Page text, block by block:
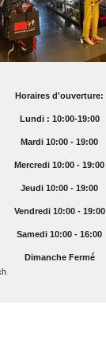
Horaires d'ouverture:
Lundi : 10:00-19:00
Mardi 10:00 - 19:00
Mercredi 10:00 - 19:00
Jeudi 10:00 - 19:00
Vendredi 10:00 - 19:00
Samedi 10:00 - 16:00
Dimanche Fermé